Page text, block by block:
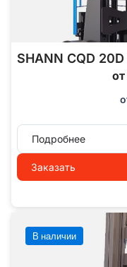
SHANN CQD
Подробнее
Заказать
В наличии